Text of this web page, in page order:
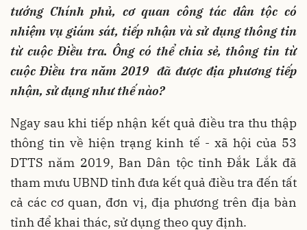
tướng Chính phủ, cơ quan công tác dân tộc có
nhiệm vụ giám sát, tiếp nhận và sử dụng thông tin
từ cuộc Điều tra. Ông có thể chia sẻ, thông tin từ
cuộc Điều tra năm 2019 đã được địa phương tiếp
nhận, sử dụng như thế nào?
Ngay sau khi tiếp nhận kết quả điều tra thu thập
thông tin về hiện trạng kinh tế - xã hội của 53
DTTS năm 2019, Ban Dân tộc tỉnh Đắk Lắk đã
tham mưu UBND tỉnh đưa kết quả điều tra đến tất
cả các cơ quan, đơn vị, địa phương trên địa bàn
tỉnh để khai thác, sử dụng theo quy định.